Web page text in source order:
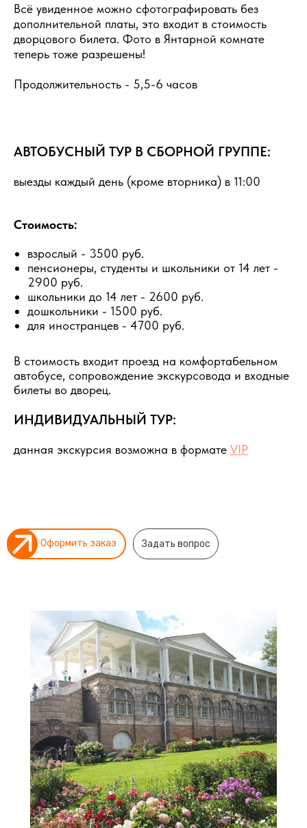
Всё увиденное можно сфотографировать без
дополнительной платы, это входит в стоимость
дворцового билета. Фото в Янтарной комнате
теперь тоже разрешены!
Продолжительность - 5,5-6 часов
АВТОБУСНЫЙ ТУР В СБОРНОЙ ГРУППЕ:
выезды каждый день (кроме вторника) в 11:00
Стоимость:
взрослый - 3500 руб.
пенсионеры, студенты и школьники от 14 лет -
2900 руб.
школьники до 14 лет - 2600 руб.
дошкольники - 1500 руб.
для иностранцев - 4700 руб.
В стоимость входит проезд на комфортабельном
автобусе, сопровождение экскурсовода и входные
билеты во дворец.
ИНДИВИДУАЛЬНЫЙ ТУР:
данная экскурсия возможна в формате VIP
Оформить заказ Задать вопрос